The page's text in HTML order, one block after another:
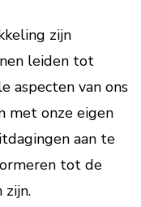
zijn
leiden tot
aspecten van ons
met onze eigen
aan te
tot de
zijn.